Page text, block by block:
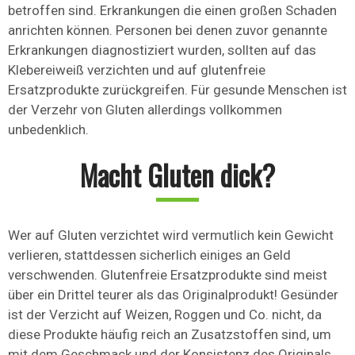
betroffen sind. Erkrankungen die einen großen Schaden
anrichten können. Personen bei denen zuvor genannte
Erkrankungen diagnostiziert wurden, sollten auf das
Klebereiweiß verzichten und auf glutenfreie
Ersatzprodukte zurückgreifen. Für gesunde Menschen ist
der Verzehr von Gluten allerdings vollkommen
unbedenklich.
Macht Gluten dick?
Wer auf Gluten verzichtet wird vermutlich kein Gewicht
verlieren, stattdessen sicherlich einiges an Geld
verschwenden. Glutenfreie Ersatzprodukte sind meist
über ein Drittel teurer als das Originalprodukt! Gesünder
ist der Verzicht auf Weizen, Roggen und Co. nicht, da
diese Produkte häufig reich an Zusatzstoffen sind, um